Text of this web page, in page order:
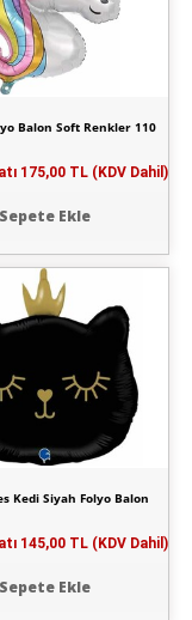
Balon Soft Renkler 110
175,00 TL (KDV Dahil)
Sepete Ekle
Kedi Siyah Folyo Balon
145,00 TL (KDV Dahil)
Sepete Ekle